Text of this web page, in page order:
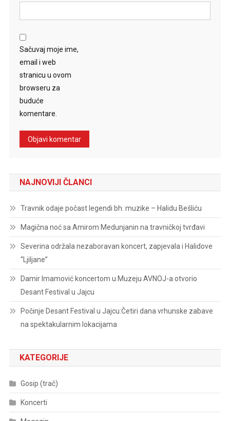
Sačuvaj moje ime,
email i web
stranicu u ovom
browseru za
buduće
komentare.
NAJNOVIJI ČLANCI
Travnik odaje počast legendi bh. muzike – Halidu Bešliću
Magična noć sa Amirom Medunjanin na travničkoj tvrđavi
Severina održala nezaboravan koncert, zapjevala i Halidove
“Ljiljane”
Damir Imamović koncertom u Muzeju AVNOJ-a otvorio
Desant Festival u Jajcu
Počinje Desant Festival u Jajcu:Četiri dana vrhunske zabave
na spektakularnim lokacijama
KATEGORIJE
Gosip (trač)
Koncerti